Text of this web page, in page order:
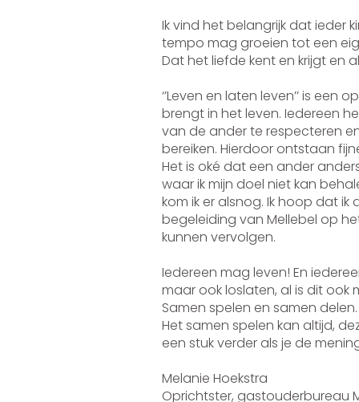
Ik vind het belangrijk dat ieder
tempo mag groeien tot een
Dat het liefde kent en krijgt en
‘’Leven en laten leven’’ is
brengt in het leven. Iedereen
van de ander te respecteren
bereiken. Hierdoor ontstaan
Het is oké dat een ander
waar ik mijn doel niet kan
kom ik er alsnog. Ik hoop dat
begeleiding van Mellebel op
kunnen vervolgen.
Iedereen mag leven! En
maar ook loslaten, al is dit ook
Samen spelen en samen delen.
Het samen spelen kan altijd,
een stuk verder als je de
Melanie